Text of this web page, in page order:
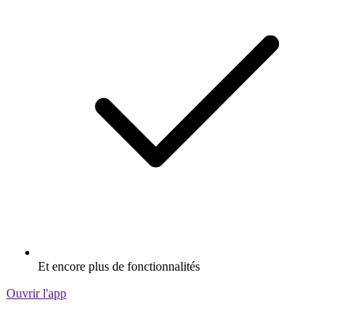
Et encore plus de fonctionnalités
Ouvrir l'app